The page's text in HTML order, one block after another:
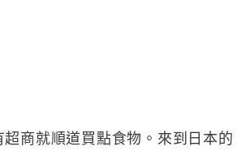
超商就順道買點食物。來到日本的